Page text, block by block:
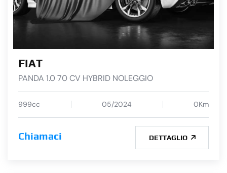
FIAT
PANDA 1.0 70 CV HYBRID NOLEGGIO
999cc 05/2024 0Km
Chiamaci DETTAGLIO